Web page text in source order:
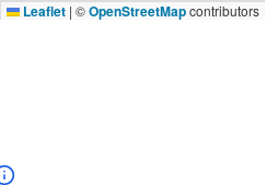
Leaflet | ©OpenStreetMapcontributors